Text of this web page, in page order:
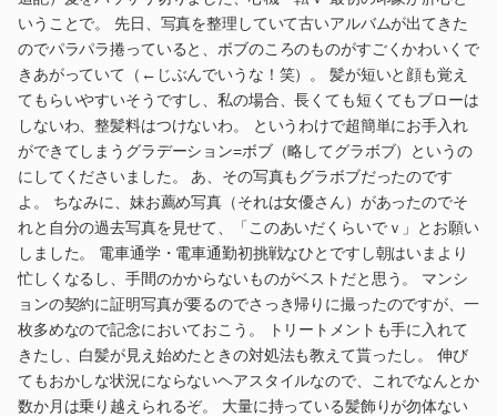
いうことで。 先日、写真を整理していて古いアルバムが出てきた
のでパラパラ捲っていると、ボブのころのものがすごくかわいくで
きあがっていて（←じぶんでいうな！笑）。 髪が短いと顔も覚え
てもらいやすいそうですし、私の場合、長くても短くてもブローは
しないわ、整髪料はつけないわ。 というわけで超簡単にお手入れ
ができてしまうグラデーション=ボブ（略してグラボブ）というの
にしてくださいました。 あ、その写真もグラボブだったのです
よ。 ちなみに、妹お薦め写真（それは女優さん）があったのでそ
れと自分の過去写真を見せて、「このあいだくらいでｖ」とお願い
しました。 電車通学・電車通勤初挑戦なひとですし朝はいまより
忙しくなるし、手間のかからないものがベストだと思う。 マンシ
ョンの契約に証明写真が要るのでさっき帰りに撮ったのですが、一
枚多めなので記念においておこう。 トリートメントも手に入れて
きたし、白髪が見え始めたときの対処法も教えて貰ったし。 伸び
てもおかしな状況にならないヘアスタイルなので、これでなんとか
数か月は乗り越えられるぞ。 大量に持っている髪飾りが勿体ない